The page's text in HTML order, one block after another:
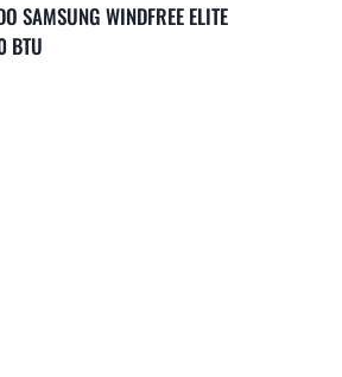
SAMSUNG WINDFREE ELITE
BTU